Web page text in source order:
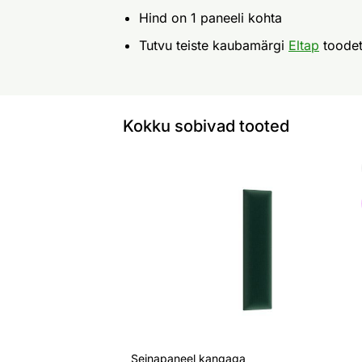
Hind on 1 paneeli kohta
Tutvu teiste kaubamärgi Eltap
Kokku sobivad tooted
Seinapaneel kangaga